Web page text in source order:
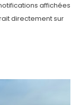
affichées
directement sur